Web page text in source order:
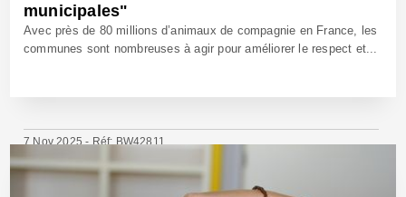
municipales"
Avec près de 80 millions d’animaux de compagnie en France, les
communes sont nombreuses à agir pour améliorer le respect et...
7 Nov 2025 - Réf: BW42811